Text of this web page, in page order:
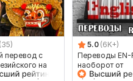
(35)
перевод с
на
и наоборот
5.0 (6K+)
Переводы EN-
наоборот от